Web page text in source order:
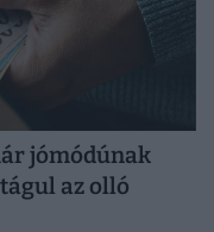
jómódúnak
az olló